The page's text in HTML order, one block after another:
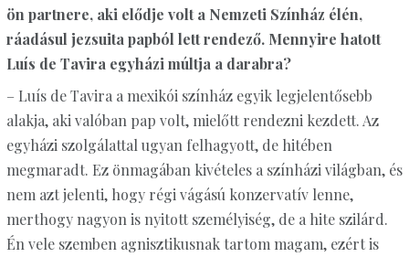
ön partnere, aki elődje volt a Nemzeti Színház élén,
ráadásul jezsuita papból lett rendező. Mennyire hatott
Luís de Tavira egyházi múltja a darabra?
– Luís de Tavira a mexikói színház egyik legjelentősebb
alakja, aki valóban pap volt, mielőtt rendezni kezdett. Az
egyházi szolgálattal ugyan felhagyott, de hitében
megmaradt. Ez önmagában kivételes a színházi világban, és
nem azt jelenti, hogy régi vágású konzervatív lenne,
merthogy nagyon is nyitott személyiség, de a hite szilárd.
Én vele szemben agnisztikusnak tartom magam, ezért is